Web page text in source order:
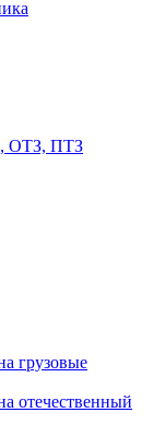
ОТЗ, ПТЗ
грузовые
отечественный